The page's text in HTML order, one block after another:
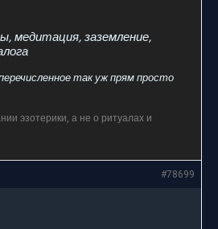
медитация, заземление,
так уж прям просто
эзотерики, а не о ритуалах и
#78699